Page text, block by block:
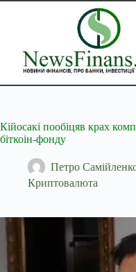
Перейти
Кійосакі пообіцяв крах
біткоін-фонду
Петро
Криптовалюта